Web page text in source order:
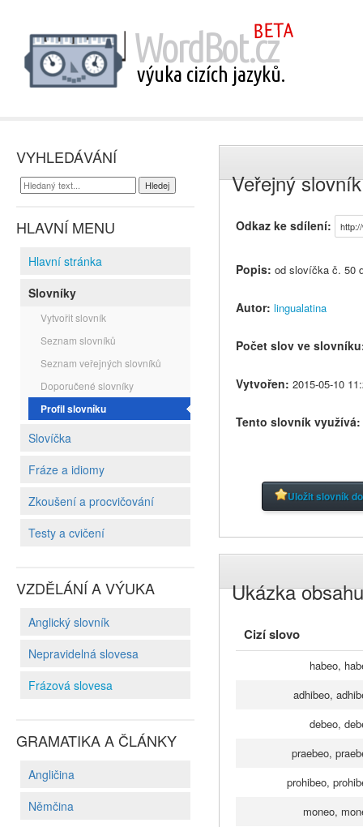
VYHLEDÁVÁNÍ
HLAVNÍ MENU
Hlavní stránka
Slovníky
Vytvořit slovník
Seznam slovníků
Seznam veřejných slovníků
Doporučené slovníky
Profil slovníku
Slovíčka
Fráze a idiomy
Zkoušení a procvičování
Testy a cvičení
VZDĚLÁNÍ A VÝUKA
Anglický slovník
Nepravidelná slovesa
Frázová slovesa
GRAMATIKA A ČLÁNKY
Angličina
Němčina
Veřejný
Odkaz ke sdílení:
Popis: od slovíčka č. 50
Autor: lingualatina
Počet slov ve
Vytvořen: 2015-05-10
Tento slovník využívá:
Uložit slovník
Ukázka obsahu
Cizí slovo
habeo,
adhibeo,
debeo,
praebeo,
prohibeo,
moneo,